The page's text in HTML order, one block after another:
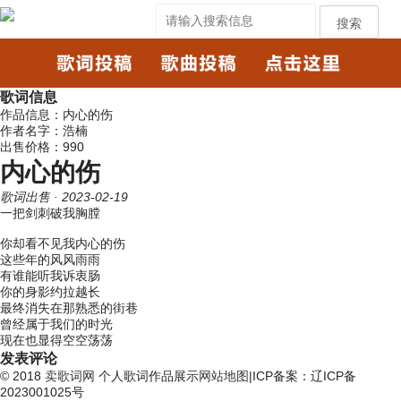
搜索
歌词信息
作品信息：内心的伤
作者名字：浩楠
出售价格：990
内心的伤
歌词出售· 2023-02-19
一把剑刺破我胸膛
你却看不见我内心的伤
这些年的风风雨雨
有谁能听我诉衷肠
你的身影约拉越长
最终消失在那熟悉的街巷
曾经属于我们的时光
现在也显得空空荡荡
发表评论
© 2018 卖歌词网 个人歌词作品展示网站地图|ICP备案：辽ICP备
2023001025号